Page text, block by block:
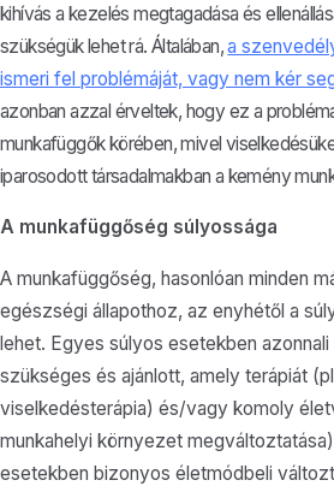
kihívás a kezelés megtagadása és
szükségük lehet rá. Általában,a
ismeri fel problémáját, vagy nem kér
azonban azzal érveltek, hogy ez a
munkafüggők körében, mivel
iparosodott társadalmakban a kemény
A munkafüggőség súlyossága
A munkafüggőség, hasonlóan minden
egészségi állapothoz, az enyhétől a
lehet. Egyes súlyos esetekben
szükséges és ajánlott, amely terápiát
viselkedésterápia) és/vagy komoly
munkahelyi környezet
esetekben bizonyos életmódbeli